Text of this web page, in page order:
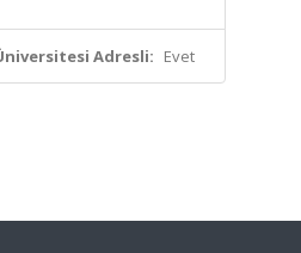
Adresli: Evet